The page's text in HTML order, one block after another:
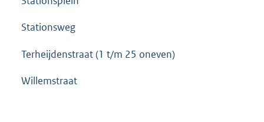
Stationsweg
Terheijdenstraat (1 t/m 25 oneven)
Willemstraat